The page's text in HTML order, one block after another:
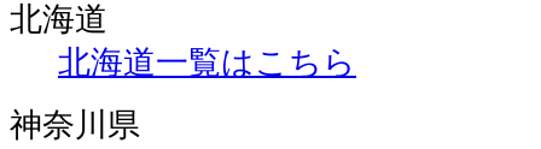
北海道
北海道一覧はこちら
神奈川県